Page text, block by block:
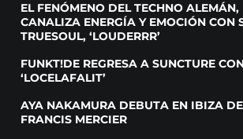
EL FENÓMENO DEL TECHNO ALEMÁN,
CANALIZA ENERGÍA Y EMOCIÓN CON
TRUESOUL, ‘LOUDERRR’
FUNKT!DE REGRESA A SUNCTURE
‘LOCELAFALIT’
AYA NAKAMURA DEBUTA EN IBIZA
FRANCIS MERCIER